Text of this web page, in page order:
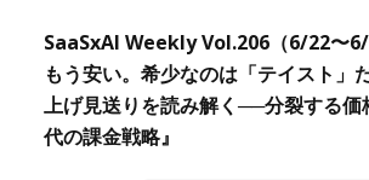
SaaSxAI Weekly Vol.206（6/22〜
もう安い。希少なのは「テイスト」
上げ見送りを読み解く──分裂する価
代の課金戦略』